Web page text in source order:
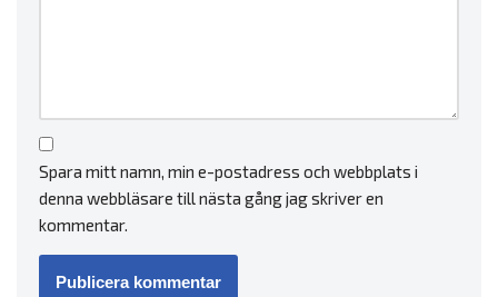
Spara mitt namn, min e-postadress och webbplats i
denna webbläsare till nästa gång jag skriver en
kommentar.